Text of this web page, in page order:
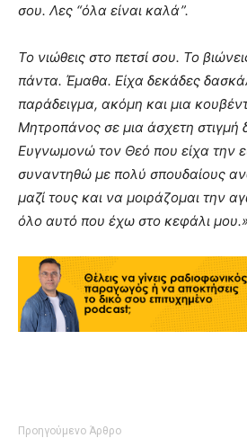
σου. Λες “όλα είναι καλά”.
Το νιώθεις στο πετσί σου. Το
πάντα. Έμαθα. Είχα δεκάδες
παράδειγμα, ακόμη και μια
Μητροπάνος σε μια άσχετη στιγμή
Ευγνωμονώ τον Θεό που είχα την
συναντηθώ με πολύ σπουδαίους
μαζί τους και να μοιράζομαι την
όλο αυτό που έχω στο κεφάλι μου.»
Προηγούμενο Άρθρο